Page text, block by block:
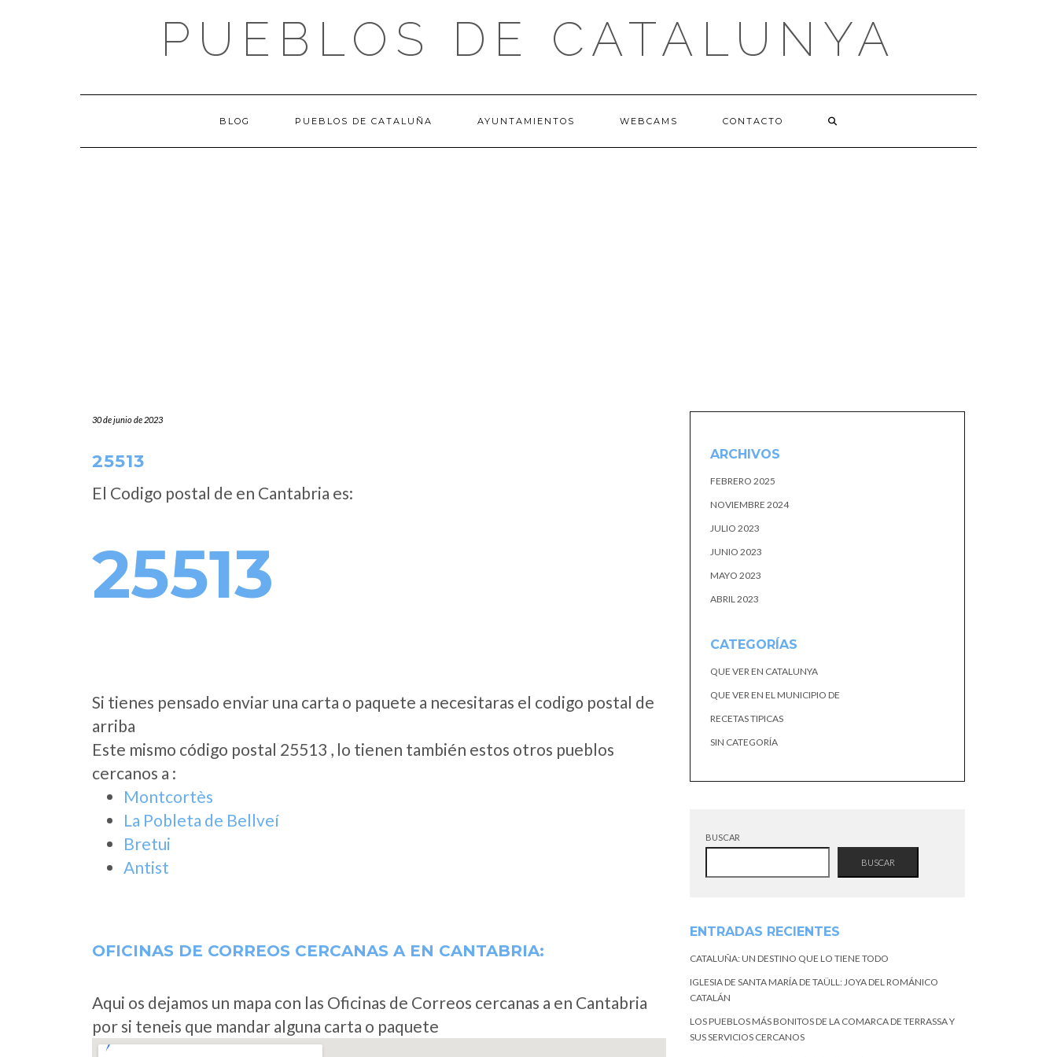
PUEBLOS DE CATALUNYA
BLOG PUEBLOS DE CATALUÑA AYUNTAMIENTOS WEBCAMS CONTACTO
30 de junio de 2023
25513
El Codigo postal de en Cantabria es:
25513
Si tienes pensado enviar una carta o paquete a necesitaras el codigo postal de
arriba
Este mismo código postal 25513 , lo tienen también estos otros pueblos
cercanos a :
Montcortès
La Pobleta de Bellveí
Bretui
Antist
OFICINAS DE CORREOS CERCANAS A EN CANTABRIA:
Aqui os dejamos un mapa con las Oficinas de Correos cercanas a en Cantabria
por si teneis que mandar alguna carta o paquete
ARCHIVOS
FEBRERO 2025
NOVIEMBRE 2024
JULIO 2023
JUNIO 2023
MAYO 2023
ABRIL 2023
CATEGORÍAS
QUE VER EN CATALUNYA
QUE VER EN EL MUNICIPIO DE
RECETAS TIPICAS
SIN CATEGORÍA
BUSCAR
BUSCAR
ENTRADAS RECIENTES
CATALUÑA: UN DESTINO QUE LO TIENE TODO
IGLESIA DE SANTA MARÍA DE TAÜLL: JOYA DEL ROMÁNICO
CATALÁN
LOS PUEBLOS MÁS BONITOS DE LA COMARCA DE TERRASSA Y
SUS SERVICIOS CERCANOS